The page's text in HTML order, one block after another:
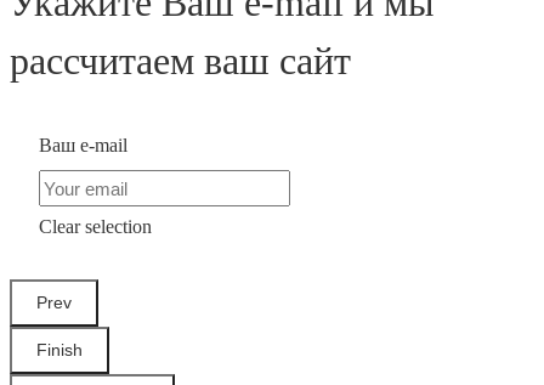
рассчитаем ваш сайт
Ваш e-mail
Clear selection